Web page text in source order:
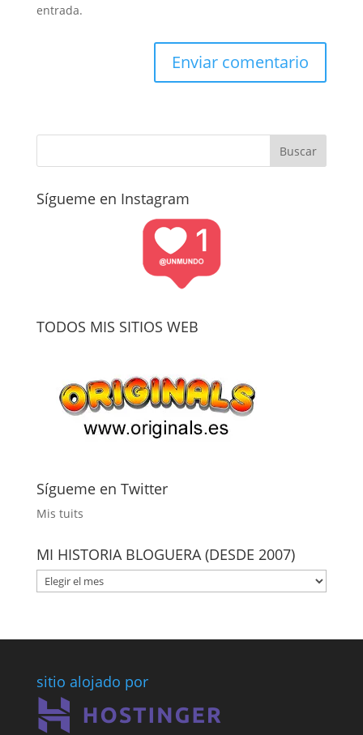
entrada.
Sígueme en Instagram
TODOS MIS SITIOS WEB
Sígueme en Twitter
Mis tuits
MI HISTORIA BLOGUERA (DESDE 2007)
MI
HISTORIA
sitio alojado por